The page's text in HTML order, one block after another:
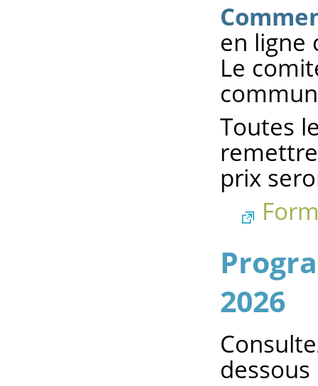
en ligne
Le
Toutes
prix
2026
dessous